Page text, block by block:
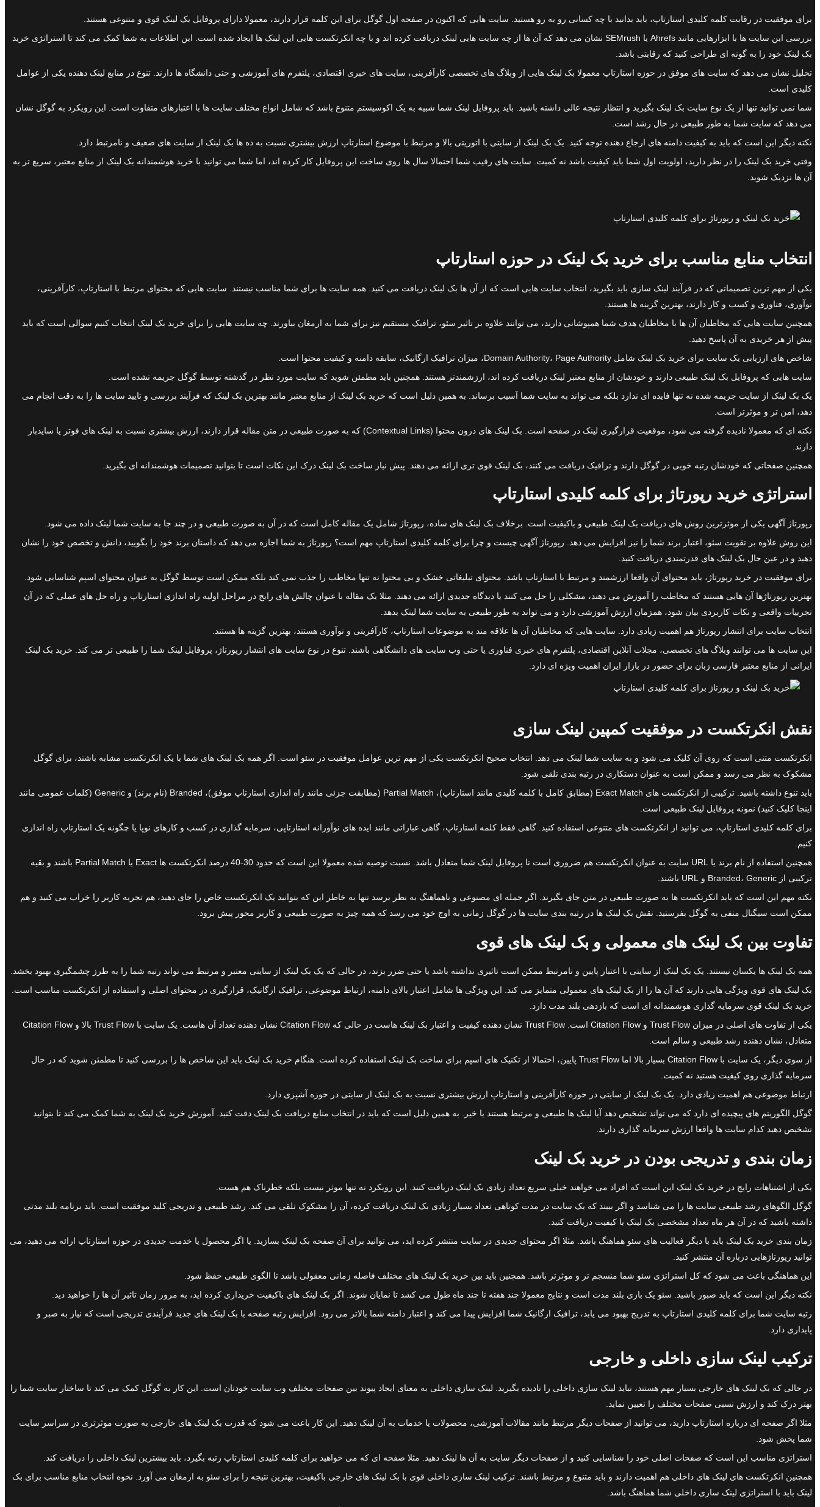
برای موفقیت در رقابت کلمه کلیدی استارتاپ، باید بدانید با چه کسانی رو به رو هستید. سایت هایی که اکنون در صفحه اول گوگل برای این کلمه قرار دارند، معمولا دارای پروفایل بک لینک قوی و متنوعی هستند.
بررسی این سایت ها با ابزارهایی مانند Ahrefs یا SEMrush نشان می دهد که آن ها از چه سایت هایی لینک دریافت کرده اند و با چه انکرتکست هایی این لینک ها ایجاد شده است. این اطلاعات به شما کمک می کند تا استراتژی خرید
بک لینک خود را به گونه ای طراحی کنید که رقابتی باشد.
تحلیل نشان می دهد که سایت های موفق در حوزه استارتاپ معمولا بک لینک هایی از وبلاگ های تخصصی کارآفرینی، سایت های خبری اقتصادی، پلتفرم های آموزشی و حتی دانشگاه ها دارند. تنوع در منابع لینک دهنده یکی از عوامل
کلیدی است.
شما نمی توانید تنها از یک نوع سایت بک لینک بگیرید و انتظار نتیجه عالی داشته باشید. باید پروفایل لینک شما شبیه به یک اکوسیستم متنوع باشد که شامل انواع مختلف سایت ها با اعتبارهای متفاوت است. این رویکرد به گوگل نشان
می دهد که سایت شما به طور طبیعی در حال رشد است.
نکته دیگر این است که باید به کیفیت دامنه های ارجاع دهنده توجه کنید. یک بک لینک از سایتی با اتوریتی بالا و مرتبط با موضوع استارتاپ ارزش بیشتری نسبت به ده ها بک لینک از سایت های ضعیف و نامرتبط دارد.
وقتی خرید بک لینک را در نظر دارید، اولویت اول شما باید کیفیت باشد نه کمیت. سایت های رقیب شما احتمالا سال ها روی ساخت این پروفایل کار کرده اند، اما شما می توانید با خرید هوشمندانه بک لینک از منابع معتبر، سریع تر به
آن ها نزدیک شوید.
انتخاب منابع مناسب برای خرید بک لینک در حوزه استارتاپ
یکی از مهم ترین تصمیماتی که در فرآیند لینک سازی باید بگیرید، انتخاب سایت هایی است که از آن ها بک لینک دریافت می کنید. همه سایت ها برای شما مناسب نیستند. سایت هایی که محتوای مرتبط با استارتاپ، کارآفرینی،
نوآوری، فناوری و کسب و کار دارند، بهترین گزینه ها هستند.
همچنین سایت هایی که مخاطبان آن ها با مخاطبان هدف شما همپوشانی دارند، می توانند علاوه بر تاثیر سئو، ترافیک مستقیم نیز برای شما به ارمغان بیاورند. چه سایت هایی را برای خرید بک لینک انتخاب کنیم سوالی است که باید
پیش از هر خریدی به آن پاسخ دهید.
شاخص های ارزیابی یک سایت برای خرید بک لینک شامل Domain Authority، Page Authority، میزان ترافیک ارگانیک، سابقه دامنه و کیفیت محتوا است.
سایت هایی که پروفایل بک لینک طبیعی دارند و خودشان از منابع معتبر لینک دریافت کرده اند، ارزشمندتر هستند. همچنین باید مطمئن شوید که سایت مورد نظر در گذشته توسط گوگل جریمه نشده است.
یک بک لینک از سایت جریمه شده نه تنها فایده ای ندارد بلکه می تواند به سایت شما آسیب برساند. به همین دلیل است که خرید بک لینک از منابع معتبر مانند بهترین بک لینک که فرآیند بررسی و تایید سایت ها را به دقت انجام می
دهد، امن تر و موثرتر است.
نکته ای که معمولا نادیده گرفته می شود، موقعیت قرارگیری لینک در صفحه است. بک لینک های درون محتوا (Contextual Links) که به صورت طبیعی در متن مقاله قرار دارند، ارزش بیشتری نسبت به لینک های فوتر یا سایدبار
دارند.
همچنین صفحاتی که خودشان رتبه خوبی در گوگل دارند و ترافیک دریافت می کنند، بک لینک قوی تری ارائه می دهند. پیش نیاز ساخت بک لینک درک این نکات است تا بتوانید تصمیمات هوشمندانه ای بگیرید.
استراتژی خرید رپورتاژ برای کلمه کلیدی استارتاپ
رپورتاژ آگهی یکی از موثرترین روش های دریافت بک لینک طبیعی و باکیفیت است. برخلاف بک لینک های ساده، رپورتاژ شامل یک مقاله کامل است که در آن به صورت طبیعی و در چند جا به سایت شما لینک داده می شود.
این روش علاوه بر تقویت سئو، اعتبار برند شما را نیز افزایش می دهد. رپورتاژ آگهی چیست و چرا برای کلمه کلیدی استارتاپ مهم است؟ رپورتاژ به شما اجازه می دهد که داستان برند خود را بگویید، دانش و تخصص خود را نشان
دهید و در عین حال بک لینک های قدرتمندی دریافت کنید.
برای موفقیت در خرید رپورتاژ، باید محتوای آن واقعا ارزشمند و مرتبط با استارتاپ باشد. محتوای تبلیغاتی خشک و بی محتوا نه تنها مخاطب را جذب نمی کند بلکه ممکن است توسط گوگل به عنوان محتوای اسپم شناسایی شود.
بهترین رپورتاژها آن هایی هستند که مخاطب را آموزش می دهند، مشکلی را حل می کنند یا دیدگاه جدیدی ارائه می دهند. مثلا یک مقاله با عنوان چالش های رایج در مراحل اولیه راه اندازی استارتاپ و راه حل های عملی که در آن
تجربیات واقعی و نکات کاربردی بیان شود، همزمان ارزش آموزشی دارد و می تواند به طور طبیعی به سایت شما لینک بدهد.
انتخاب سایت برای انتشار رپورتاژ هم اهمیت زیادی دارد. سایت هایی که مخاطبان آن ها علاقه مند به موضوعات استارتاپ، کارآفرینی و نوآوری هستند، بهترین گزینه ها هستند.
این سایت ها می توانند وبلاگ های تخصصی، مجلات آنلاین اقتصادی، پلتفرم های خبری فناوری یا حتی وب سایت های دانشگاهی باشند. تنوع در نوع سایت های انتشار رپورتاژ، پروفایل لینک شما را طبیعی تر می کند. خرید بک لینک
ایرانی از منابع معتبر فارسی زبان برای حضور در بازار ایران اهمیت ویژه ای دارد.
نقش انکرتکست در موفقیت کمپین لینک سازی
انکرتکست متنی است که روی آن کلیک می شود و به سایت شما لینک می دهد. انتخاب صحیح انکرتکست یکی از مهم ترین عوامل موفقیت در سئو است. اگر همه بک لینک های شما با یک انکرتکست مشابه باشند، برای گوگل
مشکوک به نظر می رسد و ممکن است به عنوان دستکاری در رتبه بندی تلقی شود.
باید تنوع داشته باشید. ترکیبی از انکرتکست های Exact Match (مطابق کامل با کلمه کلیدی مانند استارتاپ)، Partial Match (مطابقت جزئی مانند راه اندازی استارتاپ موفق)، Branded (نام برند) و Generic (کلمات عمومی مانند
اینجا کلیک کنید) نمونه پروفایل لینک طبیعی است.
برای کلمه کلیدی استارتاپ، می توانید از انکرتکست های متنوعی استفاده کنید. گاهی فقط کلمه استارتاپ، گاهی عباراتی مانند ایده های نوآورانه استارتاپی، سرمایه گذاری در کسب و کارهای نوپا یا چگونه یک استارتاپ راه اندازی
کنیم.
همچنین استفاده از نام برند یا URL سایت به عنوان انکرتکست هم ضروری است تا پروفایل لینک شما متعادل باشد. نسبت توصیه شده معمولا این است که حدود 30-40 درصد انکرتکست ها Exact یا Partial Match باشند و بقیه
ترکیبی از Branded، Generic و URL باشند.
نکته مهم این است که باید انکرتکست ها به صورت طبیعی در متن جای بگیرند. اگر جمله ای مصنوعی و ناهماهنگ به نظر برسد تنها به خاطر این که بتوانید یک انکرتکست خاص را جای دهید، هم تجربه کاربر را خراب می کنید و هم
ممکن است سیگنال منفی به گوگل بفرستید. نقش بک لینک ها در رتبه بندی سایت ها در گوگل زمانی به اوج خود می رسد که همه چیز به صورت طبیعی و کاربر محور پیش برود.
تفاوت بین بک لینک های معمولی و بک لینک های قوی
همه بک لینک ها یکسان نیستند. یک بک لینک از سایتی با اعتبار پایین و نامرتبط ممکن است تاثیری نداشته باشد یا حتی ضرر بزند، در حالی که یک بک لینک از سایتی معتبر و مرتبط می تواند رتبه شما را به طرز چشمگیری بهبود بخشد.
بک لینک های قوی ویژگی هایی دارند که آن ها را از بک لینک های معمولی متمایز می کند. این ویژگی ها شامل اعتبار بالای دامنه، ارتباط موضوعی، ترافیک ارگانیک، قرارگیری در محتوای اصلی و استفاده از انکرتکست مناسب است.
خرید بک لینک قوی سرمایه گذاری هوشمندانه ای است که بازدهی بلند مدت دارد.
یکی از تفاوت های اصلی در میزان Trust Flow و Citation Flow است. Trust Flow نشان دهنده کیفیت و اعتبار بک لینک هاست در حالی که Citation Flow نشان دهنده تعداد آن هاست. یک سایت با Trust Flow بالا و Citation Flow
متعادل، نشان دهنده رشد طبیعی و سالم است.
از سوی دیگر، یک سایت با Citation Flow بسیار بالا اما Trust Flow پایین، احتمالا از تکنیک های اسپم برای ساخت بک لینک استفاده کرده است. هنگام خرید بک لینک باید این شاخص ها را بررسی کنید تا مطمئن شوید که در حال
سرمایه گذاری روی کیفیت هستید نه کمیت.
ارتباط موضوعی هم اهمیت زیادی دارد. یک بک لینک از سایتی در حوزه کارآفرینی و استارتاپ ارزش بیشتری نسبت به بک لینک از سایتی در حوزه آشپزی دارد.
گوگل الگوریتم های پیچیده ای دارد که می تواند تشخیص دهد آیا لینک ها طبیعی و مرتبط هستند یا خیر. به همین دلیل است که باید در انتخاب منابع دریافت بک لینک دقت کنید. آموزش خرید بک لینک به شما کمک می کند تا بتوانید
تشخیص دهید کدام سایت ها واقعا ارزش سرمایه گذاری دارند.
زمان بندی و تدریجی بودن در خرید بک لینک
یکی از اشتباهات رایج در خرید بک لینک این است که افراد می خواهند خیلی سریع تعداد زیادی بک لینک دریافت کنند. این رویکرد نه تنها موثر نیست بلکه خطرناک هم هست.
گوگل الگوهای رشد طبیعی سایت ها را می شناسد و اگر ببیند که یک سایت در مدت کوتاهی تعداد بسیار زیادی بک لینک دریافت کرده، آن را مشکوک تلقی می کند. رشد طبیعی و تدریجی کلید موفقیت است. باید برنامه بلند مدتی
داشته باشید که در آن هر ماه تعداد مشخصی بک لینک با کیفیت دریافت کنید.
زمان بندی خرید بک لینک باید با دیگر فعالیت های سئو هماهنگ باشد. مثلا اگر محتوای جدیدی در سایت منتشر کرده اید، می توانید برای آن صفحه بک لینک بسازید. یا اگر محصول یا خدمت جدیدی در حوزه استارتاپ ارائه می دهید، می
توانید رپورتاژهایی درباره آن منتشر کنید.
این هماهنگی باعث می شود که کل استراتژی سئو شما منسجم تر و موثرتر باشد. همچنین باید بین خرید بک لینک های مختلف فاصله زمانی معقولی باشد تا الگوی طبیعی حفظ شود.
نکته دیگر این است که باید صبور باشید. سئو یک بازی بلند مدت است و نتایج معمولا چند هفته تا چند ماه طول می کشد تا نمایان شوند. اگر بک لینک های باکیفیت خریداری کرده اید، به مرور زمان تاثیر آن ها را خواهید دید.
رتبه سایت شما برای کلمه کلیدی استارتاپ به تدریج بهبود می یابد، ترافیک ارگانیک شما افزایش پیدا می کند و اعتبار دامنه شما بالاتر می رود. افزایش رتبه صفحه با بک لینک های جدید فرآیندی تدریجی است که نیاز به صبر و
پایداری دارد.
ترکیب لینک سازی داخلی و خارجی
در حالی که بک لینک های خارجی بسیار مهم هستند، نباید لینک سازی داخلی را نادیده بگیرید. لینک سازی داخلی به معنای ایجاد پیوند بین صفحات مختلف وب سایت خودتان است. این کار به گوگل کمک می کند تا ساختار سایت شما را
بهتر درک کند و ارزش نسبی صفحات مختلف را تعیین نماید.
مثلا اگر صفحه ای درباره استارتاپ دارید، می توانید از صفحات دیگر مرتبط مانند مقالات آموزشی، محصولات یا خدمات به آن لینک دهید. این کار باعث می شود که قدرت بک لینک های خارجی به صورت موثرتری در سراسر سایت
شما پخش شود.
استراتژی مناسب این است که صفحات اصلی خود را شناسایی کنید و از صفحات دیگر سایت به آن ها لینک دهید. مثلا صفحه ای که می خواهید برای کلمه کلیدی استارتاپ رتبه بگیرد، باید بیشترین لینک داخلی را دریافت کند.
همچنین انکرتکست های لینک های داخلی هم اهمیت دارند و باید متنوع و مرتبط باشند. ترکیب لینک سازی داخلی قوی با بک لینک های خارجی باکیفیت، بهترین نتیجه را برای سئو به ارمغان می آورد. نحوه انتخاب منابع مناسب برای بک
لینک باید با استراتژی لینک سازی داخلی شما هماهنگ باشد.